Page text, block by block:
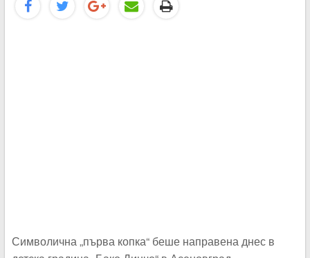
Символична „първа копка“ беше направена днес в